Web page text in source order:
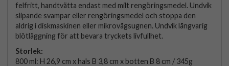
felfritt, handtvätta endast med milt rengöringsmedel. Undvik
slipande svampar eller rengöringsmedel och stoppa den
aldrig i diskmaskinen eller mikrovågsugnen. Undvik långvarig
blötläggning för att bevara tryckets livfullhet.
Storlek:
800 ml: H 26,9 cm x hals B 3,8 cm x botten B 8 cm / 345g